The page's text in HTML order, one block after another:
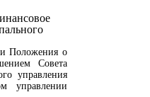
Положения о
Совета
управления
управлении